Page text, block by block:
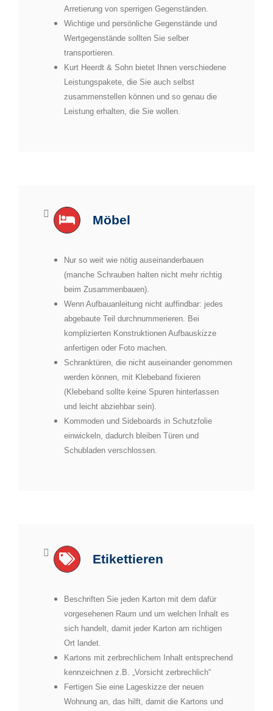
Arretierung von sperrigen Gegenständen.
Wichtige und persönliche Gegenstände und
Wertgegenstände sollten Sie selber
transportieren.
Kurt Heerdt & Sohn bietet Ihnen verschiedene
Leistungspakete, die Sie auch selbst
zusammenstellen können und so genau die
Leistung erhalten, die Sie wollen.
Möbel
Nur so weit wie nötig auseinanderbauen
(manche Schrauben halten nicht mehr richtig
beim Zusammenbauen).
Wenn Aufbauanleitung nicht auffindbar: jedes
abgebaute Teil durchnummerieren. Bei
komplizierten Konstruktionen Aufbauskizze
anfertigen oder Foto machen.
Schranktüren, die nicht auseinander genommen
werden können, mit Klebeband fixieren
(Klebeband sollte keine Spuren hinterlassen
und leicht abziehbar sein).
Kommoden und Sideboards in Schutzfolie
einwickeln, dadurch bleiben Türen und
Schubladen verschlossen.
Etikettieren
Beschriften Sie jeden Karton mit dem dafür
vorgesehenen Raum und um welchen Inhalt es
sich handelt, damit jeder Karton am richtigen
Ort landet.
Kartons mit zerbrechlichem Inhalt entsprechend
kennzeichnen z.B. „Vorsicht zerbrechlich“
Fertigen Sie eine Lageskizze der neuen
Wohnung an, das hilft, damit die Kartons und